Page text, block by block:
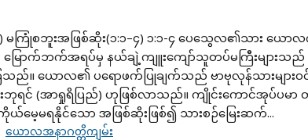
မကြုံစဘူးအဖြစ်ဆိုး(၁:၁–၄) ၁:၁-၄ ပေသွေလ၏သား ယေ
ောက်ဘက်အရပ်မှ နယ်ချဲ့ကျူးကျော်သူတပ်မကြီးများသည်
။ ယောလ၏ ပရောဖက်ပြုချက်သည် ဗာဗုလုန်သားများဝင်
ရင် (အာရှုရိပြည်) ဟုဖြစ်လာသည်။ ကျိုင်းကောင်အုပ်ပမာ
မရနိုင်သော အဖြစ်ဆိုးဖြစ်၍ သားစဉ်မြေးဆက်...
ယောလအနာဂတ္တိကျမ်း